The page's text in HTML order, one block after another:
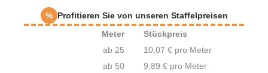
% Profitieren Sie von unseren Staffelpreisen
Meter
Stückpreis
ab 25
10,07 € pro Meter
ab 50
9,89 € pro Meter